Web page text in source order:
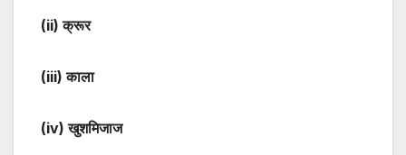
(ii) क्रूर
(iii) काला
(iv) खुशमिजाज